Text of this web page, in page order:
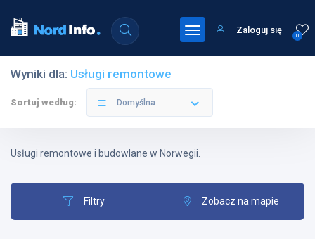
0
Zaloguj się
Wyniki dla: Usługi remontowe
Sortuj według: Domyślna
Usługi remontowe i budowlane w Norwegii.
Filtry Zobacz na mapie